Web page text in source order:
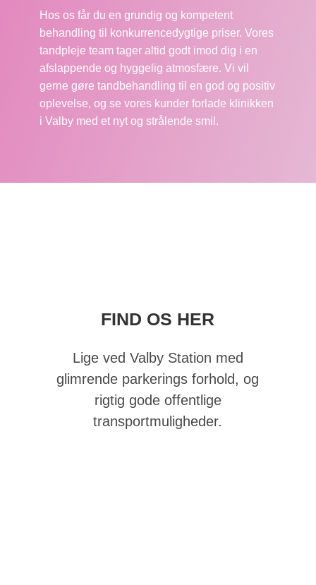
Hos os får du en grundig og kompetent
behandling til konkurrencedygtige priser. Vores
tandpleje team tager altid godt imod dig i en
afslappende og hyggelig atmosfære. Vi vil
gerne gøre tandbehandling til en god og positiv
oplevelse, og se vores kunder forlade klinikken
i Valby med et nyt og strålende smil.
FIND OS HER
Lige ved Valby Station med
glimrende parkerings forhold, og
rigtig gode offentlige
transportmuligheder.